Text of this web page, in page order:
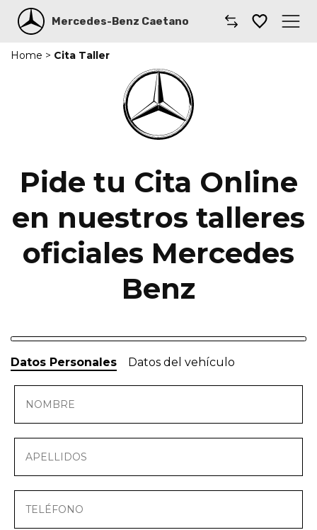
Mercedes-Benz Caetano
Comprar un coche
Modelos
Furgonetas
Dónde encontrarnos
Home > Cita Taller
Pide tu Cita Online
en nuestros talleres
oficiales Mercedes
Benz
Datos Personales Datos del vehículo